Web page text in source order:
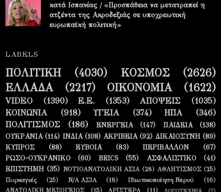
κατά Ισπανίας / «Προσπάθεια να μετατραπεί η
ατζέντα της Ακροδεξιάς σε υποχρεωτική
ευρωπαϊκή πολιτική»
LABELS
ΠΟΛΙΤΙΚΗ (4030) ΚΟΣΜΟΣ
(2626)
ΕΛΛΑΔΑ
(2217) ΟΙΚΟΝΟΜΙΑ (1622)
VIDEO (1390) Ε.Ε. (1353) ΑΠΟΨΕΙΣ
(1035)
ΚΟΙΝΩΝΙΑ
(918) ΥΓΕΙΑ (374) ΗΠΑ
(346)
ΠΟΛΙΤΙΣΜΟΣ
(186) ΕΝΕΡΓΕΙΑ (147) ΠΑΙΔΕΙΑ
(138)
ΟΥΚΡΑΝΙΑ (114) ΙΝΔΙΑ (108) ΑΚΡΙΒΕΙΑ (92) ΔΙΚΑΙΟΣΥΝΗ (89)
ΚΥΠΡΟΣ
(88) ΕΥΒΟΙΑ (83) ΠΕΡΙΒΑΛΛΟΝ
(67)
ΡΩΣΟ-ΟΥΚΡΑΝΙΚΟ
(60) BRICS (55) ΑΣΦΑΛΙΣΤΙΚΟ
(41)
ΕΠΙΣΤΗΜΗ (35) ΝΟΤΙΟΑΝΑΤΟΛΙΚΗ ΑΣΙΑ (28) ΑΘΛΗΤΙΣΜΟΣ (25)
Πυρκαγιές
(25) Ν/Α ΑΣΙΑ (18) Ιδιωτικοποίηση Νερού
(16)
ΑΝΑΤΟΛΙΚΗ ΜΕΣΟΓΕΙΟΣ
(15) ΑΡΙΣΤΕΡΑ (11) ΛΟΓΟΤΕΧΝΙΑ (7)